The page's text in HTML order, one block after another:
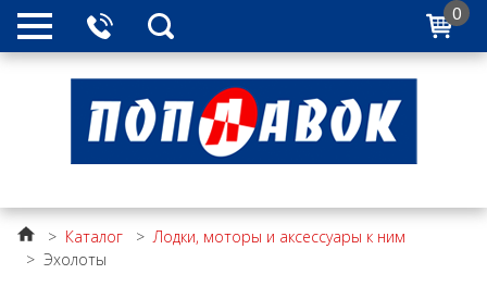
0
> Каталог >Лодки, моторы и аксессуары к ним
> Эхолоты